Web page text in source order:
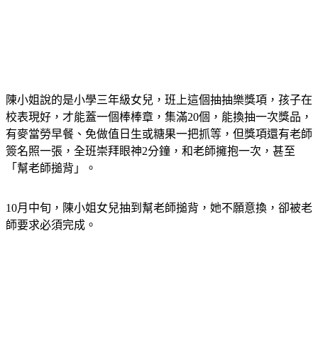
陳小姐說的是小學三年級女兒，班上這個抽抽樂獎項，孩子在
校表現好，才能蓋一個棒棒章，集滿20個，能換抽一次獎品，
有麥當勞早餐、免做值日生或糖果一把抓等，但獎項還有老師
簽名照一張，全班崇拜眼神2分鐘，和老師擁抱一次，甚至
「幫老師搥背」。
10月中旬，陳小姐女兒抽到幫老師搥背，她不願意換，卻被老
師要求必須完成。